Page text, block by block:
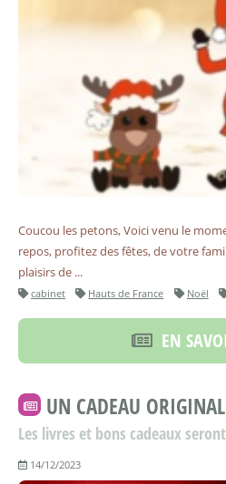
Coucou les petons, Voici venu le
repos, profitez des fêtes, de votre
plaisirs de ...
cabinet Hauts de France Noël
EN
UN CADEAU
Les livres et bons cadeaux
14/12/2023